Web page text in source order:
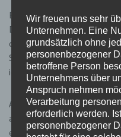
Ein weiterer Schwerpunkt
Diese traditionelle
charakteristische
Strukturen: Höhlungen,
ideale Lebensräume für
An einer alten Quelle haben
angelegt. Mit strukturreichen
entstehen hier künftig
Wir freuen uns sehr
Unternehmen. Eine
grundsätzlich ohne
personenbezogener
betroffene Person
Unternehmens über
Anspruch nehmen
Verarbeitung
erforderlich werden.
personenbezogener